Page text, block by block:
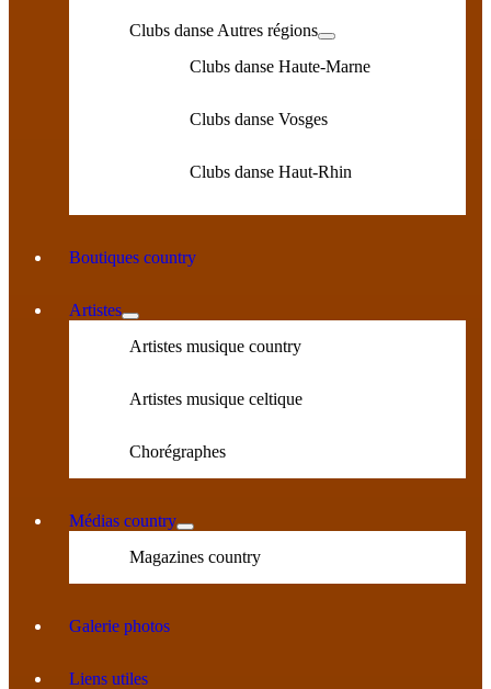
Clubs danse Autres régions
Clubs danse Haute-Marne
Clubs danse Vosges
Clubs danse Haut-Rhin
Boutiques country
Artistes
Artistes musique country
Artistes musique celtique
Chorégraphes
Médias country
Magazines country
Galerie photos
Liens utiles